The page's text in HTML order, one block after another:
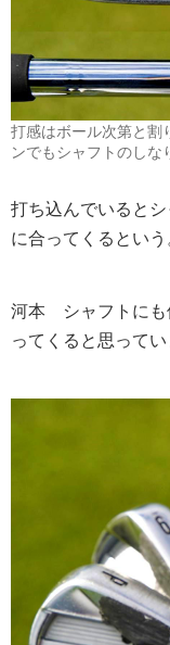
打感はボール次第と割
ンでもシャフトのしな
打ち込んでいると
に合ってくるという
河本 シャフトにも
ってくると思ってい